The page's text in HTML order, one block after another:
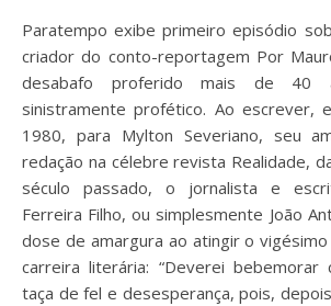
Paratempo exibe primeiro episódio sobre a trajetória do
criador do conto-reportagem Por
desabafo proferido mais de 40
sinistramente profético. Ao escrever,
1980, para Mylton Severiano, seu
redação na célebre revista Realidade,
século passado, o jornalista e
Ferreira Filho, ou simplesmente João
dose de amargura ao atingir o
carreira literária: “Deverei bebemorar
taça de fel e desesperança, pois,